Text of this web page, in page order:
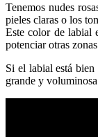
Tenemos nudes
pieles claras o los
Este color de labial
potenciar otras
Si el labial está bien
grande y